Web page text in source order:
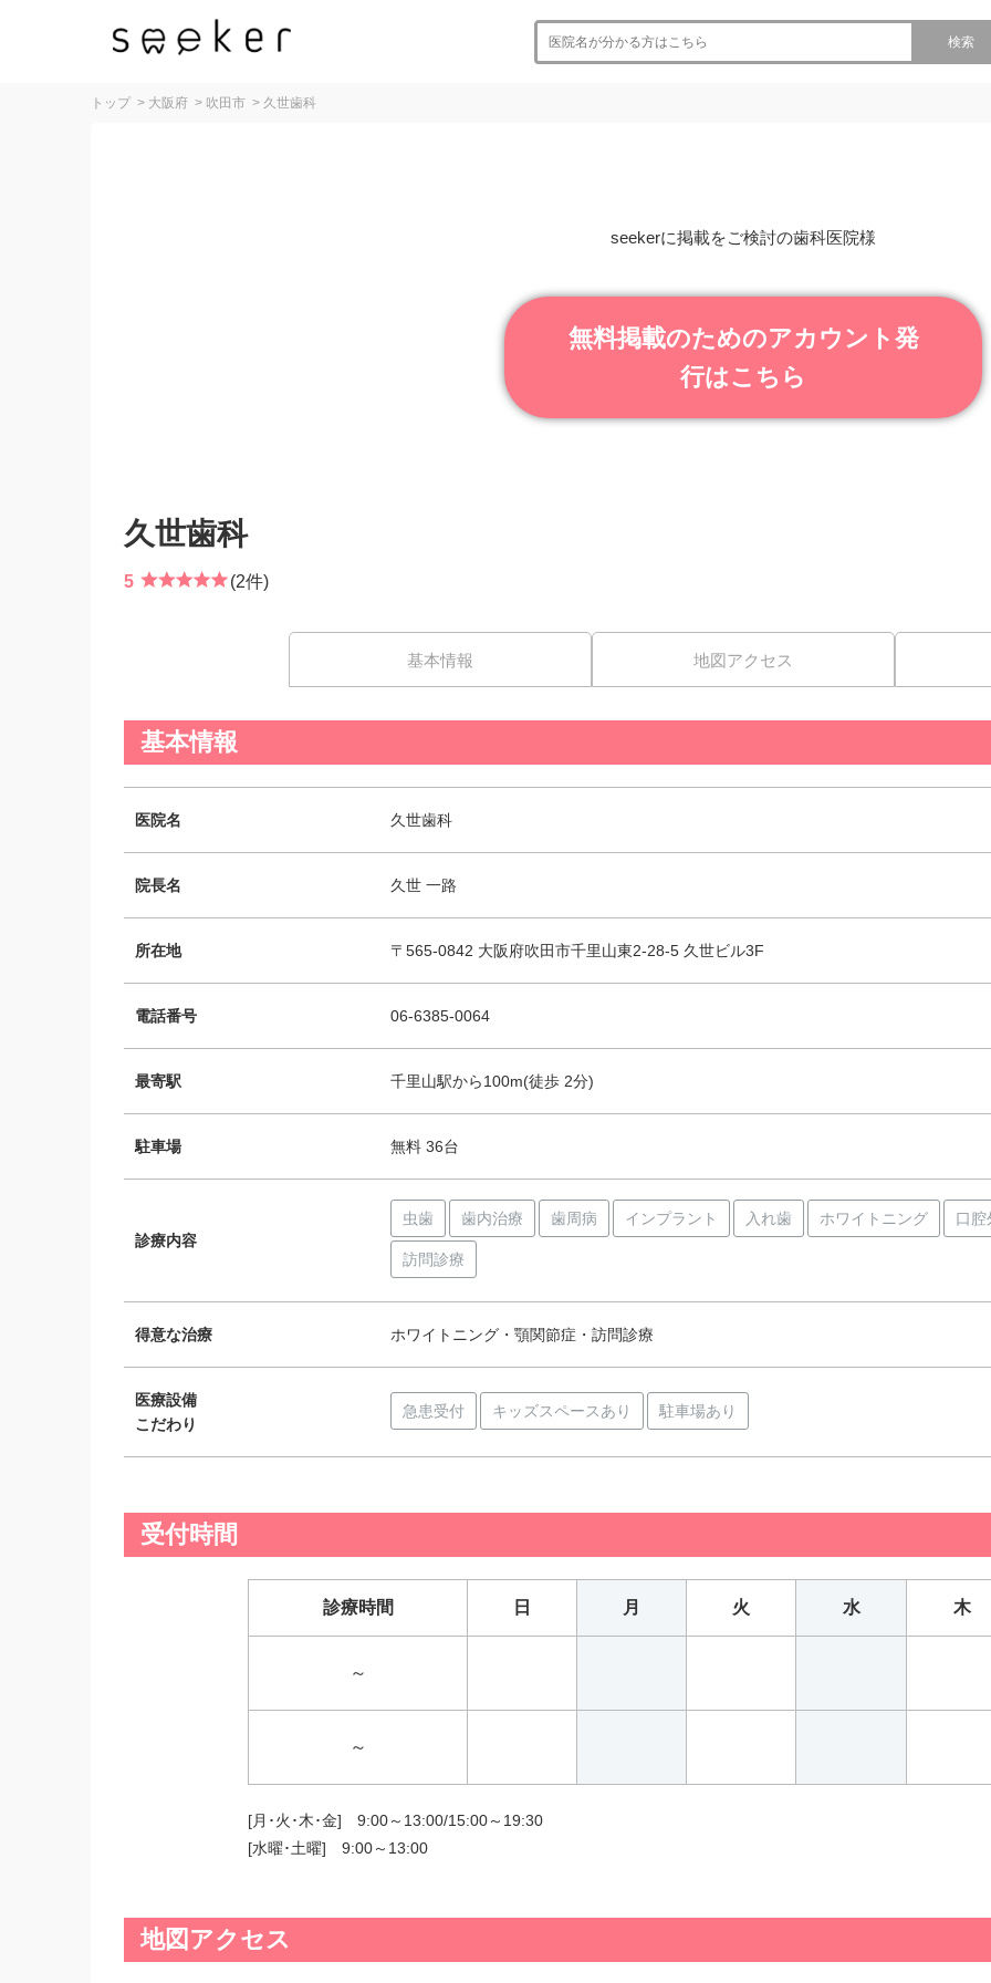
検索
トップ > 大阪府 > 吹田市 > 久世歯科
seekerに掲載をご検討の歯科医院様
無料掲載のためのアカウント発
行はこちら
久世歯科
5 (2件)
基本情報 地図アクセス
基本情報
医院名 久世歯科
院長名 久世 一路
所在地 〒565-0842 大阪府吹田市千里山東2-28-5 久世ビル3F
電話番号 06-6385-0064
最寄駅 千里山駅から100m(徒歩 2分)
駐車場 無料 36台
診療内容
虫歯 歯内治療 歯周病 インプラント 入れ歯 ホワイトニング 口腔
訪問診療
得意な治療 ホワイトニング・顎関節症・訪問診療
医療設備
こだわり
急患受付 キッズスペースあり 駐車場あり
受付時間
診療時間 日 月 火 水 木
～
～
[月･火･木･金] 9:00～13:00/15:00～19:30
[水曜･土曜] 9:00～13:00
地図アクセス